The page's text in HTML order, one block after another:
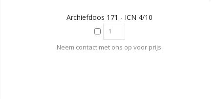
Archiefdoos 171 - ICN 4/10
Neem contact met ons op voor prijs.